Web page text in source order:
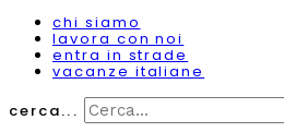
chi siamo
lavora con noi
entra in strade
vacanze italiane
cerca...